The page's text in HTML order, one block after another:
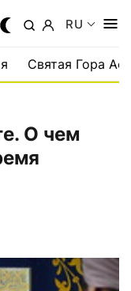
RU
Святая Гора
О чем